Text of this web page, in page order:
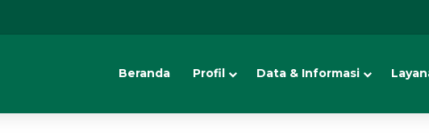
Beranda Profil Data & Informasi